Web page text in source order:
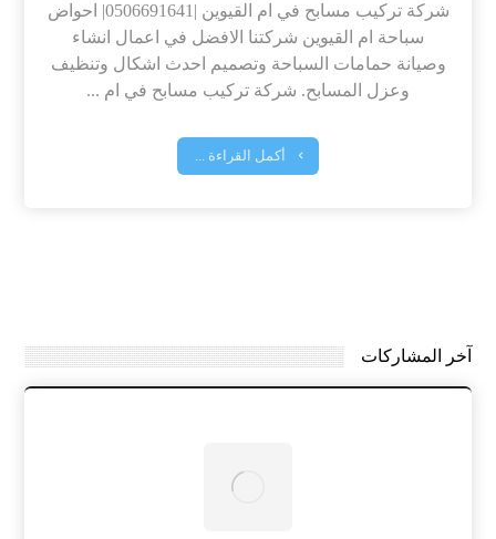
شركة تركيب مسابح في ام القيوين |0506691641| احواض
سباحة ام القيوين شركتنا الافضل في اعمال انشاء
وصيانة حمامات السباحة وتصميم احدث اشكال وتنظيف
وعزل المسابح. شركة تركيب مسابح في ام ...
أكمل القراءة ...
آخر المشاركات